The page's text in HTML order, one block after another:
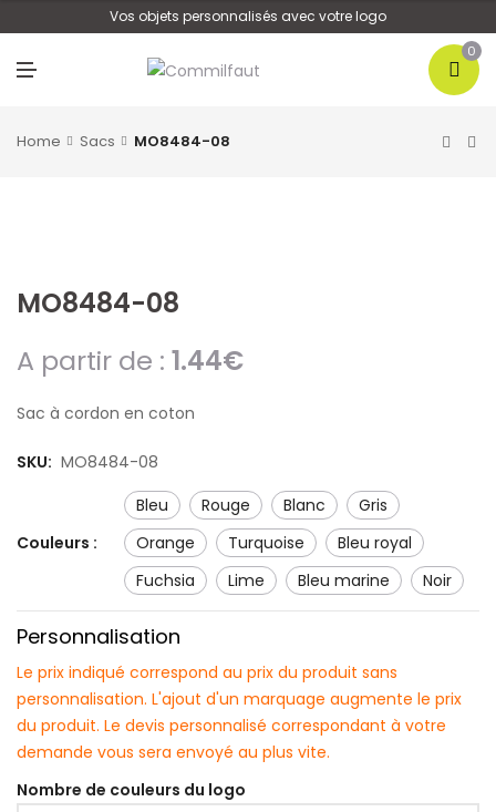
Vos objets personnalisés avec votre logo
0
Home Sacs MO8484-08
MO8484-08
A partir de : 1.44€
Sac à cordon en coton
SKU: MO8484-08
Couleurs :
bleu rouge blanc
gris
orange
turquoise
bleu royal
fuchsia
lime bleu marine noir
Personnalisation
Le prix indiqué correspond au prix du produit sans
personnalisation. L'ajout d'un marquage augmente le prix
du produit. Le devis personnalisé correspondant à votre
demande vous sera envoyé au plus vite.
Nombre de couleurs du logo